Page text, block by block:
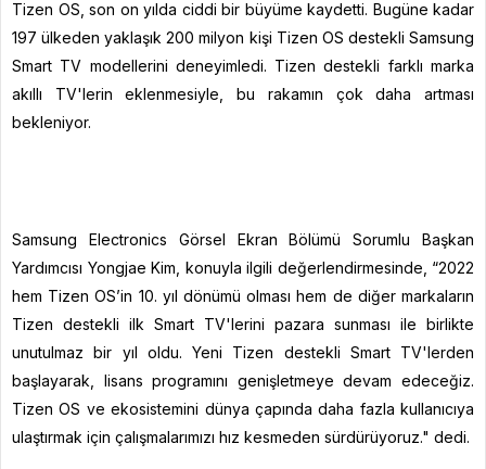
Tizen OS, son on yılda ciddi bir büyüme kaydetti. Bugüne kadar
197 ülkeden yaklaşık 200 milyon kişi Tizen OS destekli Samsung
Smart TV modellerini deneyimledi. Tizen destekli farklı marka
akıllı TV'lerin eklenmesiyle, bu rakamın çok daha artması
bekleniyor.
Samsung Electronics Görsel Ekran Bölümü Sorumlu Başkan
Yardımcısı Yongjae Kim, konuyla ilgili değerlendirmesinde, “2022
hem Tizen OS’in 10. yıl dönümü olması hem de diğer markaların
Tizen destekli ilk Smart TV'lerini pazara sunması ile birlikte
unutulmaz bir yıl oldu. Yeni Tizen destekli Smart TV'lerden
başlayarak, lisans programını genişletmeye devam edeceğiz.
Tizen OS ve ekosistemini dünya çapında daha fazla kullanıcıya
ulaştırmak için çalışmalarımızı hız kesmeden sürdürüyoruz." dedi.